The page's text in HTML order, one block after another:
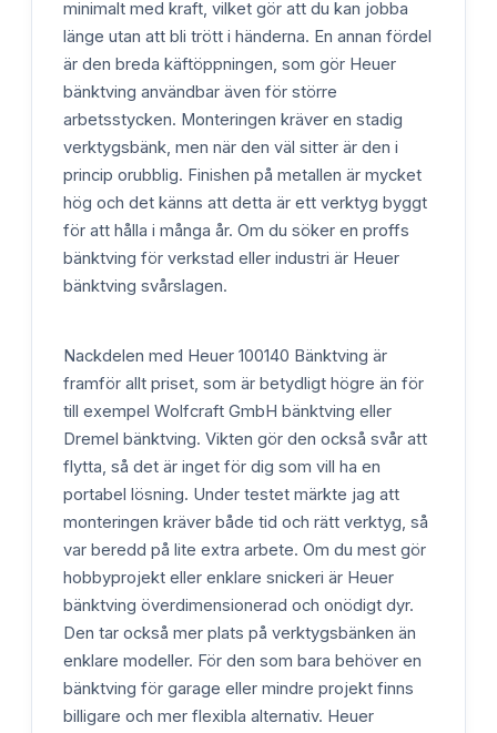
minimalt med kraft, vilket gör att du kan jobba
länge utan att bli trött i händerna. En annan fördel
är den breda käftöppningen, som gör Heuer
bänktving användbar även för större
arbetsstycken. Monteringen kräver en stadig
verktygsbänk, men när den väl sitter är den i
princip orubblig. Finishen på metallen är mycket
hög och det känns att detta är ett verktyg byggt
för att hålla i många år. Om du söker en proffs
bänktving för verkstad eller industri är Heuer
bänktving svårslagen.
Nackdelen med Heuer 100140 Bänktving är
framför allt priset, som är betydligt högre än för
till exempel Wolfcraft GmbH bänktving eller
Dremel bänktving. Vikten gör den också svår att
flytta, så det är inget för dig som vill ha en
portabel lösning. Under testet märkte jag att
monteringen kräver både tid och rätt verktyg, så
var beredd på lite extra arbete. Om du mest gör
hobbyprojekt eller enklare snickeri är Heuer
bänktving överdimensionerad och onödigt dyr.
Den tar också mer plats på verktygsbänken än
enklare modeller. För den som bara behöver en
bänktving för garage eller mindre projekt finns
billigare och mer flexibla alternativ. Heuer